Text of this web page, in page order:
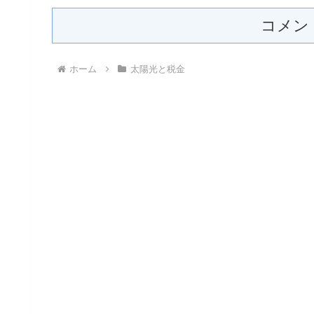
コメン
ホーム 太陽光と税金